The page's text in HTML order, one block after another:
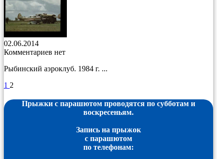
02.06.2014
Комментариев нет
Рыбинский аэроклуб. 1984 г. ...
1 2
Прыжки с парашютом проводятся по субботам и
воскресеньям.
Запись на прыжок
с парашютом
по телефонам: